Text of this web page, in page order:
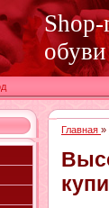
обуви
Главная »